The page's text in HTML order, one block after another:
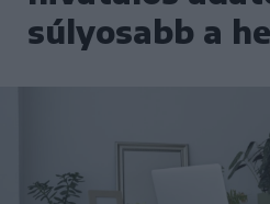
súlyosabb a